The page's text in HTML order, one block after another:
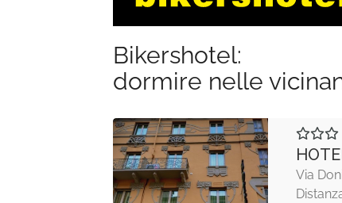
Bikershotel:
dormire nelle
Via